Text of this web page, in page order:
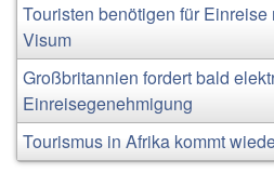
Touristen benötigen für
Visum
Großbritannien fordert bald
Einreisegenehmigung
Tourismus in Afrika kommt